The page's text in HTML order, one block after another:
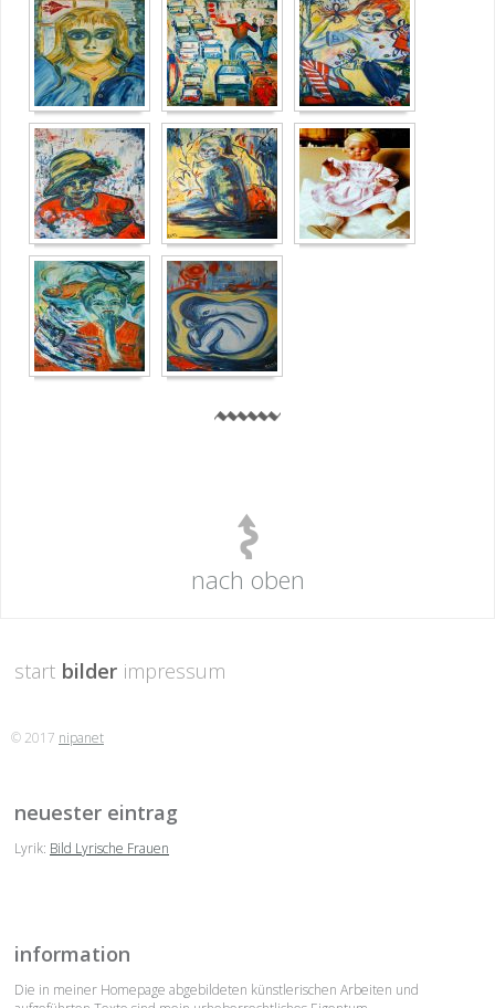
nach oben
start bilder impressum
© 2017 nipanet
neuester eintrag
Lyrik: Bild Lyrische Frauen
information
Die in meiner Homepage abgebildeten künstlerischen Arbeiten und